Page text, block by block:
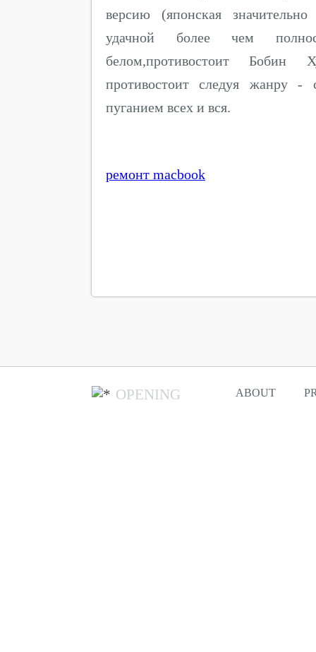
версию (японская
удачной более чем
белом,противостоит Бобин
противостоит следуя жанру -
пуганием всех и вся.
ремонт macbook
OPENING ABOUT